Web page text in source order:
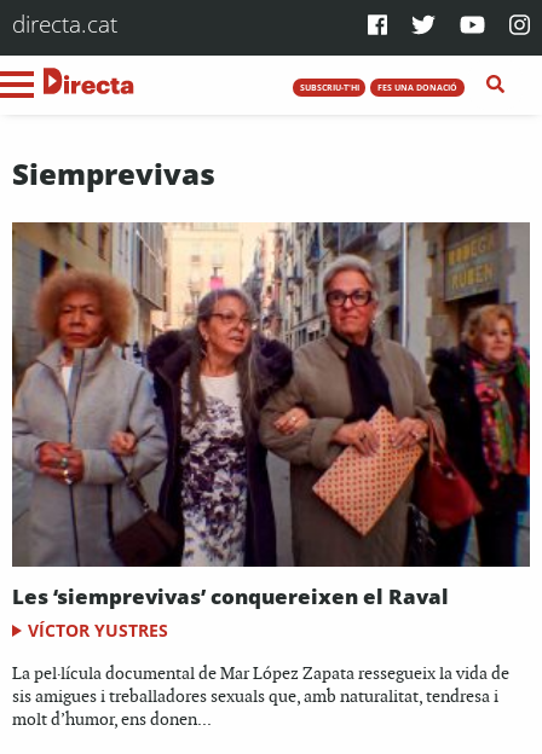
directa.cat
SUBSCRIU-T'HI FES UNA DONACIÓ
Siemprevivas
Les ‘siemprevivas’ conquereixen el Raval
VÍCTOR YUSTRES
La pel·lícula documental de Mar López Zapata ressegueix la vida de
sis amigues i treballadores sexuals que, amb naturalitat, tendresa i
molt d’humor, ens donen...